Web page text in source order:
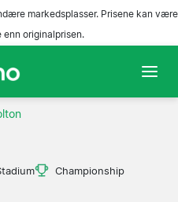
markedsplasser. Prisene kan være
enn originalprisen.
Championship